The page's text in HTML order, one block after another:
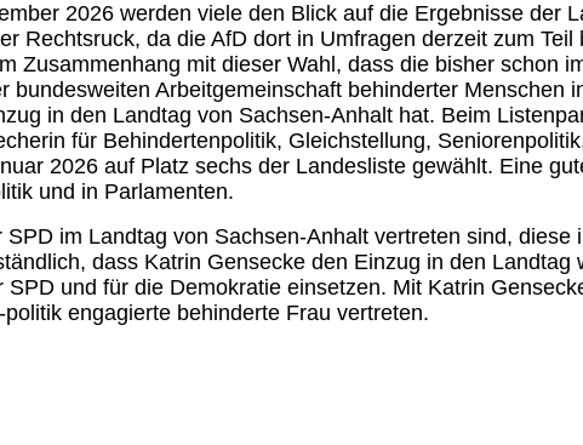
2026 werden viele den Blick auf die Ergebnisse der
Rechtsruck, da die AfD dort in Umfragen derzeit zum Teil
Zusammenhang mit dieser Wahl, dass die bisher schon
bundesweiten Arbeitgemeinschaft behinderter Menschen
in den Landtag von Sachsen-Anhalt hat. Beim
für Behindertenpolitik, Gleichstellung,
2026 auf Platz sechs der Landesliste gewählt. Eine
und in Parlamenten.
im Landtag von Sachsen-Anhalt vertreten sind, diese
dass Katrin Gensecke den Einzug in den Landtag
und für die Demokratie einsetzen. Mit Katrin
engagierte behinderte Frau vertreten.